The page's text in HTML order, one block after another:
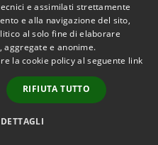
Copyright © 2026 • Portale
Opendata • Powered by
Municipium•Accesso
redazione
e assimilati strettamente
e alla navigazione del sito,
al solo fine di elaborare
aggregate e anonime.
la cookie policy al seguente link
RIFIUTA TUTTO